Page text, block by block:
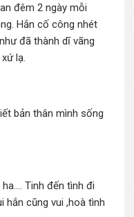
đêm 2 ngày mỗi
Hắn cố công nhét
đã thành dĩ vãng
lạ.
bản thân mình sống
Tinh đến tình đi
hắn cũng vui ,hoà tình